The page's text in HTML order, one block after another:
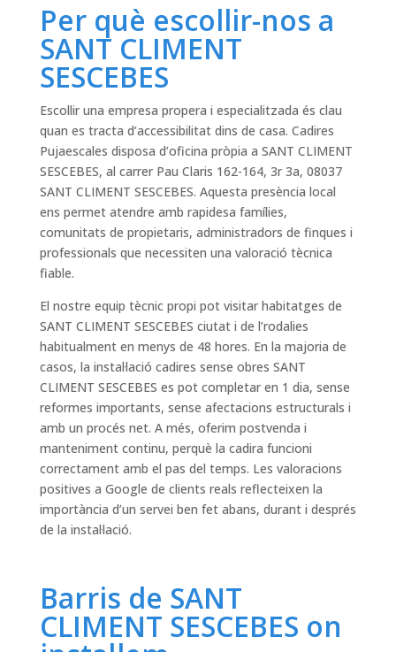
Per què escollir-nos a
SANT CLIMENT
SESCEBES
Escollir una empresa propera i especialitzada és clau
quan es tracta d’accessibilitat dins de casa. Cadires
Pujaescales disposa d’oficina pròpia a SANT CLIMENT
SESCEBES, al carrer Pau Claris 162-164, 3r 3a, 08037
SANT CLIMENT SESCEBES. Aquesta presència local
ens permet atendre amb rapidesa famílies,
comunitats de propietaris, administradors de finques i
professionals que necessiten una valoració tècnica
fiable.
El nostre equip tècnic propi pot visitar habitatges de
SANT CLIMENT SESCEBES ciutat i de l’rodalies
habitualment en menys de 48 hores. En la majoria de
casos, la instal·lació cadires sense obres SANT
CLIMENT SESCEBES es pot completar en 1 dia, sense
reformes importants, sense afectacions estructurals i
amb un procés net. A més, oferim postvenda i
manteniment continu, perquè la cadira funcioni
correctament amb el pas del temps. Les valoracions
positives a Google de clients reals reflecteixen la
importància d’un servei ben fet abans, durant i després
de la instal·lació.
Barris de SANT
CLIMENT SESCEBES on